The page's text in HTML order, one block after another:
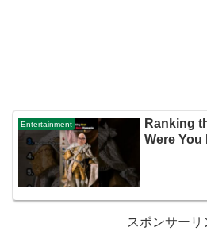
Entertainment
Ranking
Were
スポンサーリ